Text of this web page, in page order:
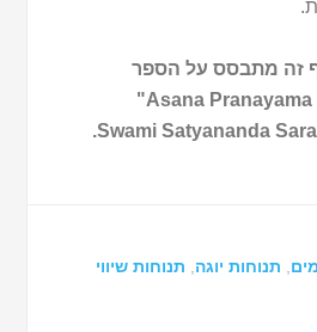
זה מתבסס על הספר
"Asana Pranayama Mudra Bandha"
תנוחות יוגה
תנוחות שיווי